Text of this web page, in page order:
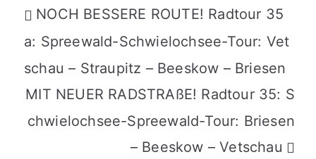
Beitragsnavigation
NOCH BESSERE ROUTE! Radtour 35
a: Spreewald-Schwielochsee-Tour: Vet
schau – Straupitz – Beeskow – Briesen
MIT NEUER RADSTRAßE! Radtour 35: S
chwielochsee-Spreewald-Tour: Briesen
– Beeskow – Vetschau